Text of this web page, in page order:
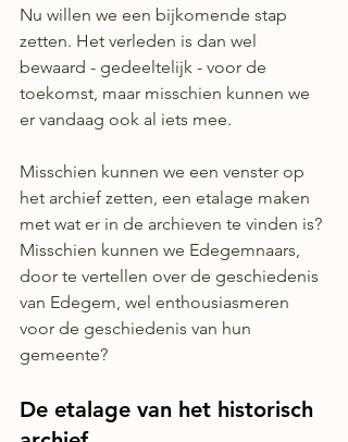
Nu willen we een bijkomende stap
zetten. Het verleden is dan wel
bewaard - gedeeltelijk - voor de
toekomst, maar misschien kunnen we
er vandaag ook al iets mee.
Misschien kunnen we een venster op
het archief zetten, een etalage maken
met wat er in de archieven te vinden is?
Misschien kunnen we Edegemnaars,
door te vertellen over de geschiedenis
van Edegem, wel enthousiasmeren
voor de geschiedenis van hun
gemeente?
De etalage van het historisch